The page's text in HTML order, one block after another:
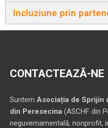
Incluziune prin
CONTACTEAZĂ-NE
Suntem Asociația de Sprijin
din Peresecina (ASCHF din
neguvernamentală, nonprofit,